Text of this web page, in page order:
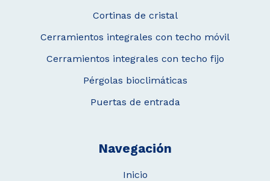
Cortinas de cristal
Cerramientos integrales con techo móvil
Cerramientos integrales con techo fijo
Pérgolas bioclimáticas
Puertas de entrada
Navegación
Inicio